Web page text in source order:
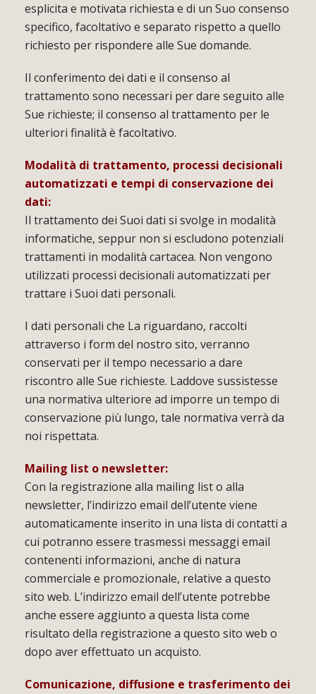
esplicita e motivata richiesta e di un Suo consenso
specifico, facoltativo e separato rispetto a quello
richiesto per rispondere alle Sue domande.
Il conferimento dei dati e il consenso al
trattamento sono necessari per dare seguito alle
Sue richieste; il consenso al trattamento per le
ulteriori finalità è facoltativo.
Modalità di trattamento, processi decisionali
automatizzati e tempi di conservazione dei
dati:
Il trattamento dei Suoi dati si svolge in modalità
informatiche, seppur non si escludono potenziali
trattamenti in modalità cartacea. Non vengono
utilizzati processi decisionali automatizzati per
trattare i Suoi dati personali.
I dati personali che La riguardano, raccolti
attraverso i form del nostro sito, verranno
conservati per il tempo necessario a dare
riscontro alle Sue richieste. Laddove sussistesse
una normativa ulteriore ad imporre un tempo di
conservazione più lungo, tale normativa verrà da
noi rispettata.
Mailing list o newsletter:
Con la registrazione alla mailing list o alla
newsletter, l’indirizzo email dell’utente viene
automaticamente inserito in una lista di contatti a
cui potranno essere trasmessi messaggi email
contenenti informazioni, anche di natura
commerciale e promozionale, relative a questo
sito web. L’indirizzo email dell’utente potrebbe
anche essere aggiunto a questa lista come
risultato della registrazione a questo sito web o
dopo aver effettuato un acquisto.
Comunicazione, diffusione e trasferimento dei